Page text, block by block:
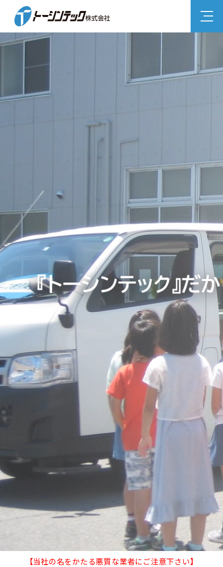
【当社の名をかたる悪質な業者にご注意下さい】